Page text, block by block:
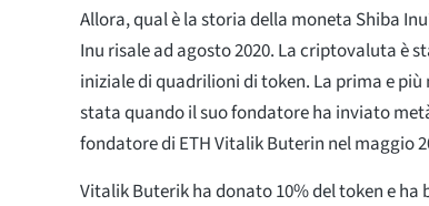
Allora, qual è la storia della moneta Shiba
Inu risale ad agosto 2020. La criptovaluta è
iniziale di quadrilioni di token. La prima e
stata quando il suo fondatore ha inviato
fondatore di ETH Vitalik Buterin nel maggio
Vitalik Buterik ha donato 10% del token e